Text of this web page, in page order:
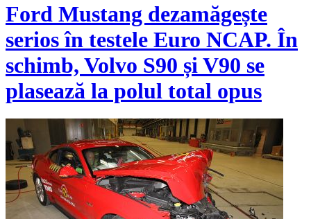
Ford Mustang dezamăgește
serios în testele Euro NCAP. În
schimb, Volvo S90 și V90 se
plasează la polul total opus